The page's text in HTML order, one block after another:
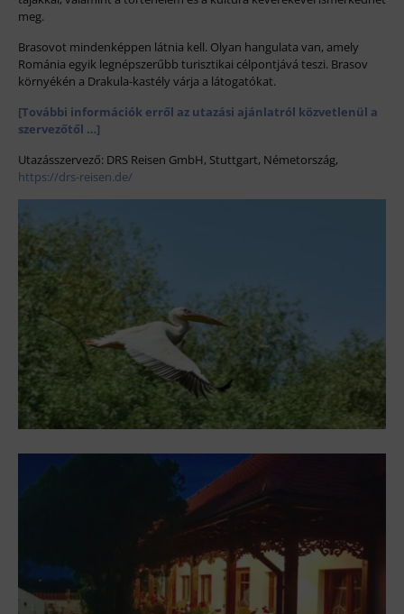
meg.
Brasovot mindenképpen látnia kell. Olyan hangulata van, amely
Románia egyik legnépszerűbb turisztikai célpontjává teszi. Brasov
környékén a Drakula-kastély várja a látogatókat.
[További információk erről az utazási ajánlatról közvetlenül a
szervezőtől …]
Utazásszervező: DRS Reisen GmbH, Stuttgart, Németország,
https://drs-reisen.de/